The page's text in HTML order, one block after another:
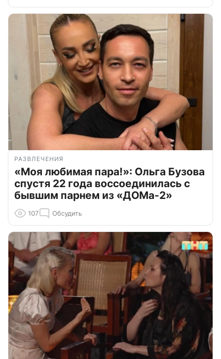
РАЗВЛЕЧЕНИЯ
«Моя любимая пара!»: Ольга Бузова
спустя 22 года воссоединилась с
бывшим парнем из «ДОМа-2»
107 Обсудить